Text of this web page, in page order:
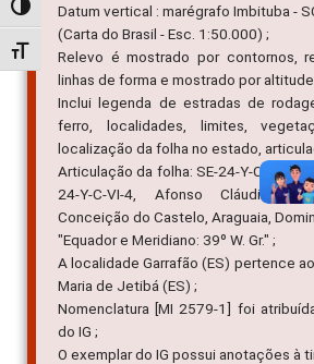
Alternar alto contraste
Alternar tamanho da fonte
Datum vertical : marégrafo Imbituba -
(Carta do Brasil - Esc. 1:50.000) ;
Relevo é mostrado por contornos,
linhas de forma e mostrado por
Inclui legenda de estradas de
ferro, localidades, limites,
localização da folha no estado,
Articulação da folha: SE-24-Y-C-V-4,
24-Y-C-VI-4, Afonso Cláudio,
Conceição do Castelo, Araguaia,
"Equador e Meridiano: 39º W. Gr." ;
A localidade Garrafão (ES) pertence
Maria de Jetibá (ES) ;
Nomenclatura [MI 2579-1] foi
do IG ;
O exemplar do IG possui anotações à